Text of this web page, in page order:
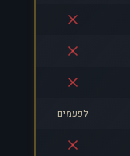
לפעמים